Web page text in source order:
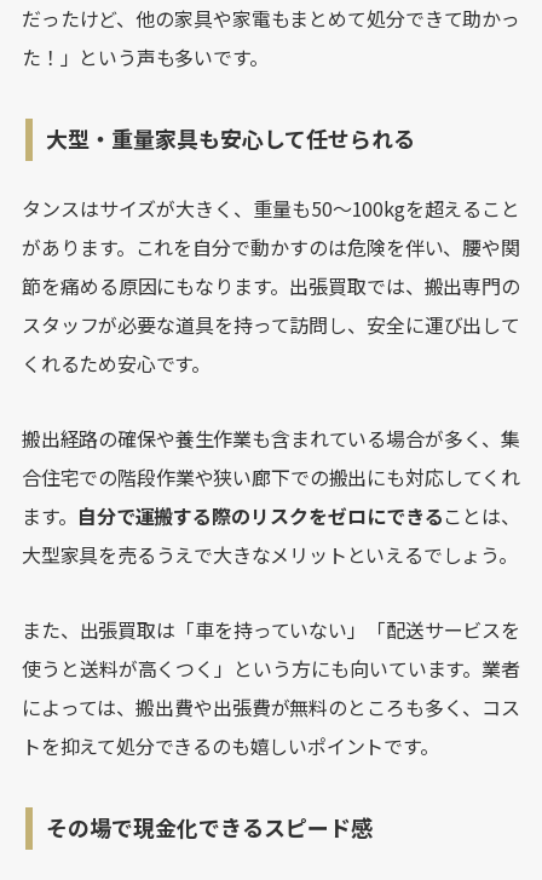
だったけど、他の家具や家電もまとめて処分できて助かっ
た！」という声も多いです。
大型・重量家具も安心して任せられる
タンスはサイズが大きく、重量も50〜100kgを超えること
があります。これを自分で動かすのは危険を伴い、腰や関
節を痛める原因にもなります。出張買取では、搬出専門の
スタッフが必要な道具を持って訪問し、安全に運び出して
くれるため安心です。
搬出経路の確保や養生作業も含まれている場合が多く、集
合住宅での階段作業や狭い廊下での搬出にも対応してくれ
ます。 自分で運搬する際のリスクをゼロにできることは、
大型家具を売るうえで大きなメリットといえるでしょう。
また、出張買取は「車を持っていない」「配送サービスを
使うと送料が高くつく」という方にも向いています。業者
によっては、搬出費や出張費が無料のところも多く、コス
トを抑えて処分できるのも嬉しいポイントです。
その場で現金化できるスピード感